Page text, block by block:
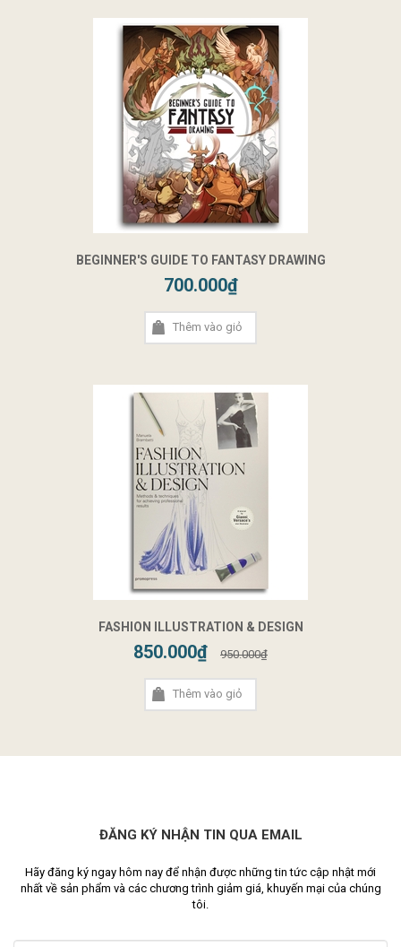
BEGINNER'S GUIDE TO FANTASY DRAWING
700.000₫
Thêm vào giỏ
FASHION ILLUSTRATION & DESIGN
850.000₫ 950.000₫
Thêm vào giỏ
ĐĂNG KÝ NHẬN TIN QUA EMAIL
Hãy đăng ký ngay hôm nay để nhận được những tin tức cập nhật mới
nhất về sản phẩm và các chương trình giảm giá, khuyến mại của chúng
tôi.